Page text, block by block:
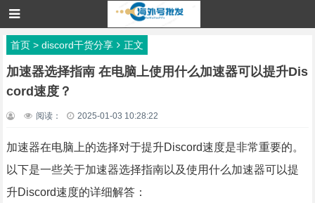
首页> discord干货分享 正文
加速器选择指南 在电脑上使用什么加速器可以提升Dis
cord速度？
阅读： 2025-01-03 10:28:22
加速器在电脑上的选择对于提升Discord速度是非常重要的。
以下是一些关于加速器选择指南以及使用什么加速器可以提
升Discord速度的详细解答：